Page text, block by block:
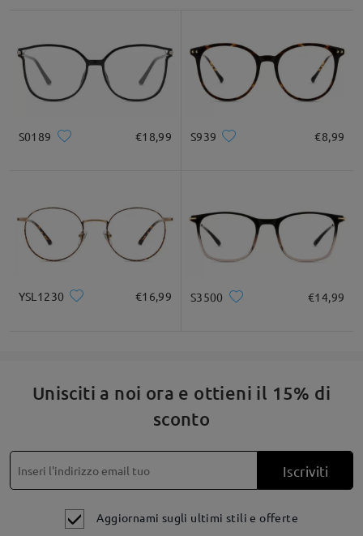
Puoi contattarci in qualsiasi momento tramite Live Chat (24
ore su 24, 7 giorni su 7) o via email all'indirizzo
service@firmoo.it.
su Apr 11 , 2025
S0189 €18,99 S939 €8,99
YSL1230 €16,99 S3500 €14,99
Unisciti a noi ora e ottieni il 15% di
sconto
Iscriviti
Aggiornami sugli ultimi stili e offerte